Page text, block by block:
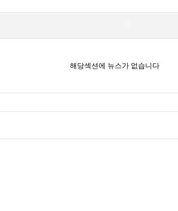
해당섹션에 뉴스가 없습니다